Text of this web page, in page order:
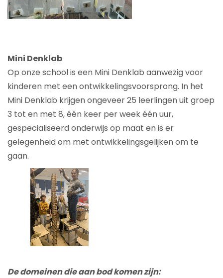
Mini Denklab
Op onze school is een Mini Denklab aanwezig voor
kinderen met een ontwikkelingsvoorsprong. In het
Mini Denklab krijgen ongeveer 25 leerlingen uit groep
3 tot en met 8, één keer per week één uur,
gespecialiseerd onderwijs op maat en is er
gelegenheid om met ontwikkelingsgelijken om te
gaan.
De domeinen die aan bod komen zijn: